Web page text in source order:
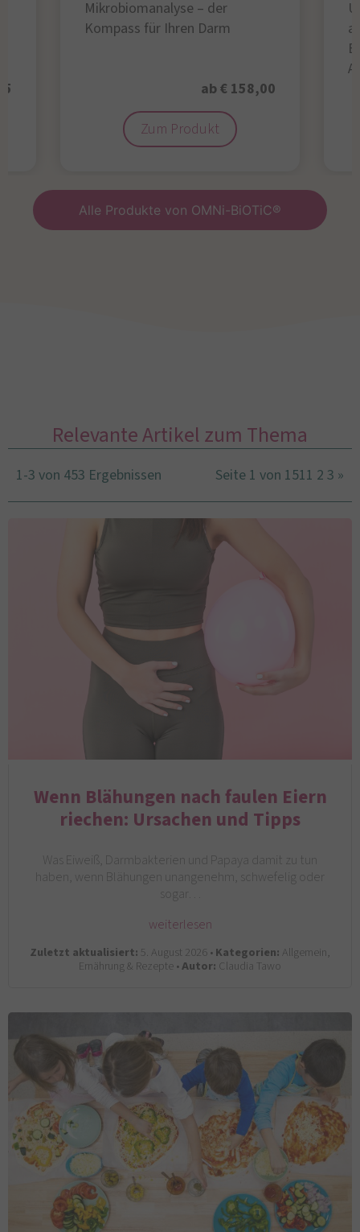
Mikrobiomanalyse – der
Kompass für Ihren Darm
ab € 158,00
Zum Produkt
Alle Produkte von OMNi-BiOTiC®
Relevante Artikel zum Thema
1-3 von 453 Ergebnissen Seite 1 von 1511 2 3 »
Wenn Blähungen nach faulen Eiern
riechen: Ursachen und Tipps
Was Eiweiß, Darmbakterien und Papaya damit zu tun
haben, wenn Blähungen unangenehm, schwefelig oder
sogar…
weiterlesen
Zuletzt aktualisiert: 5. August 2026 •Kategorien: Allgemein,
Ernährung & Rezepte •Autor: Claudia Tawo